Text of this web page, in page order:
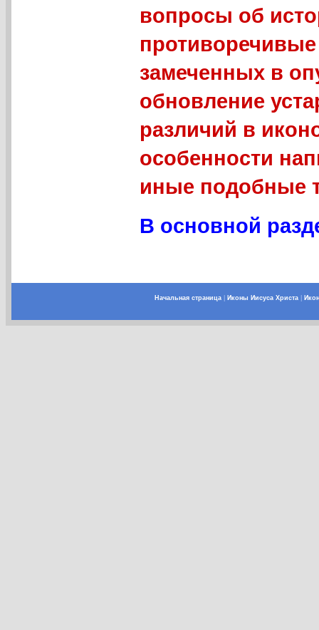
вопросы об
замеченных в
обновление
различий в
особенности
иные подобные
В основной
Начальная страница Иконы Иисуса Христа